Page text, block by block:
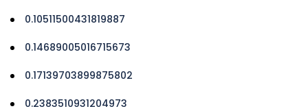
0.10511500431819887
0.14689005016715673
0.17139703899875802
0.2383510931204973